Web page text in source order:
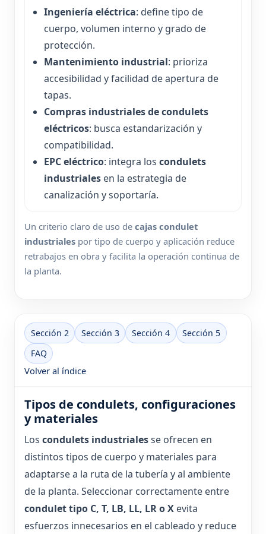
Ingeniería eléctrica: define tipo de
cuerpo, volumen interno y grado de
protección.
Mantenimiento industrial: prioriza
accesibilidad y facilidad de apertura de
tapas.
Compras industriales de condulets
eléctricos: busca estandarización y
compatibilidad.
EPC eléctrico: integra los condulets
industrialesen la estrategia de
canalización y soportaría.
Un criterio claro de uso de cajas condulet
industriales por tipo de cuerpo y aplicación reduce
retrabajos en obra y facilita la operación continua de
la planta.
Sección 2 Sección 3 Sección 4
Sección 5
FAQ
Volver al índice
Tipos de condulets, configuraciones
y materiales
Los condulets industrialesse ofrecen en
distintos tipos de cuerpo y materiales para
adaptarse a la ruta de la tubería y al ambiente
de la planta. Seleccionar correctamente entre
condulet tipo C, T, LB, LL, LR o X evita
esfuerzos innecesarios en el cableado y reduce